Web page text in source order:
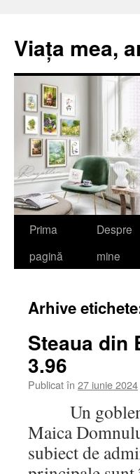
Viața mea,
Sari
Prima
pagină
Despre
mine
Arhive
Steaua din
3.96
Publicat în 27 iunie 2024
Un goblen
Maica
subiect de